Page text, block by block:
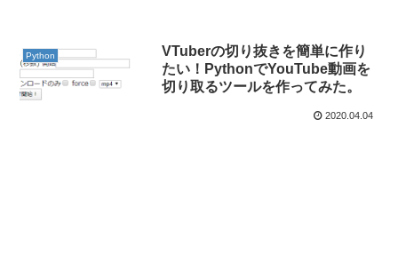
Python
VTuberの切り抜きを簡単に作り
たい！PythonでYouTube動画を
切り取るツールを作ってみた。
2020.04.04